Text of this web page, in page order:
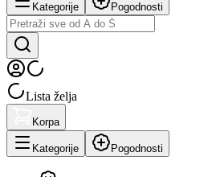
Kategorije Pogodnosti
Lista želja
Korpa
Kategorije Pogodnosti